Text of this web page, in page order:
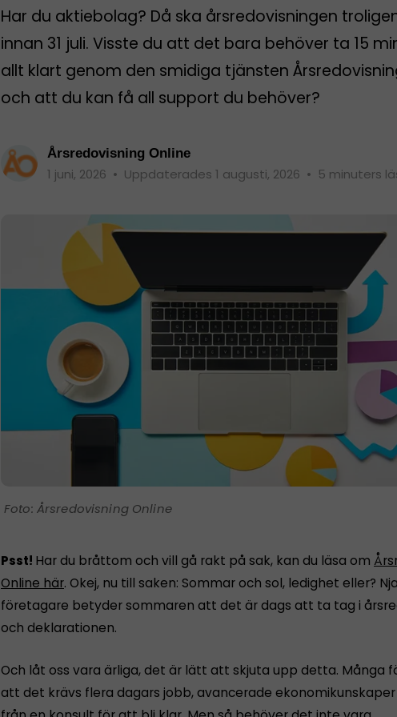
Har du aktiebolag? Då ska årsredovisningen
innan 31 juli. Visste du att det bara behöver ta 15
allt klart genom den smidiga tjänsten
och att du kan få all support du behöver?
Årsredovisning Online
1 juni, 2026 • Uppdaterades 1 augusti, 2026 • 5 minuters
Årsredovisning Online
Psst! Har du bråttom och vill gå rakt på sak, kan du läsa om
Online här. Okej, nu till saken: Sommar och sol, ledighet eller?
företagare betyder sommaren att det är dags att ta tag i
och deklarationen.
Och låt oss vara ärliga, det är lätt att skjuta upp detta. Många
att det krävs flera dagars jobb, avancerade